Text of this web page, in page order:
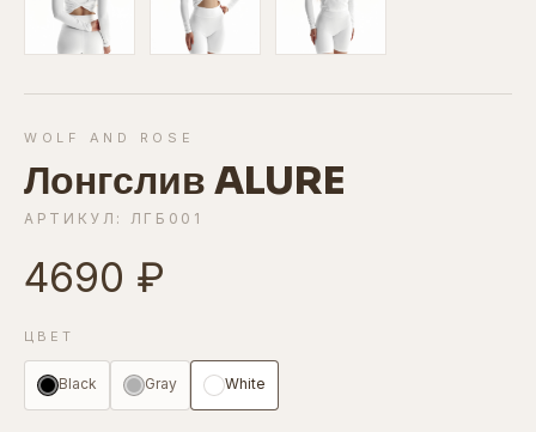
WOLF AND ROSE
Лонгслив ALURE
АРТИКУЛ: ЛГБ001
4690 ₽
ЦВЕТ
Black Gray White